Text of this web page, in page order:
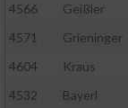
4566
Geißler
4571
Grieninger
4604
Kraus
4532
Bayerl